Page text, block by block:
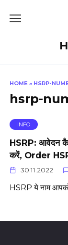
HOME » HSRP-
hsrp-
INFO
HSRP: आवेदन
करें, Order
30.11.2022
HSRP ये नाम